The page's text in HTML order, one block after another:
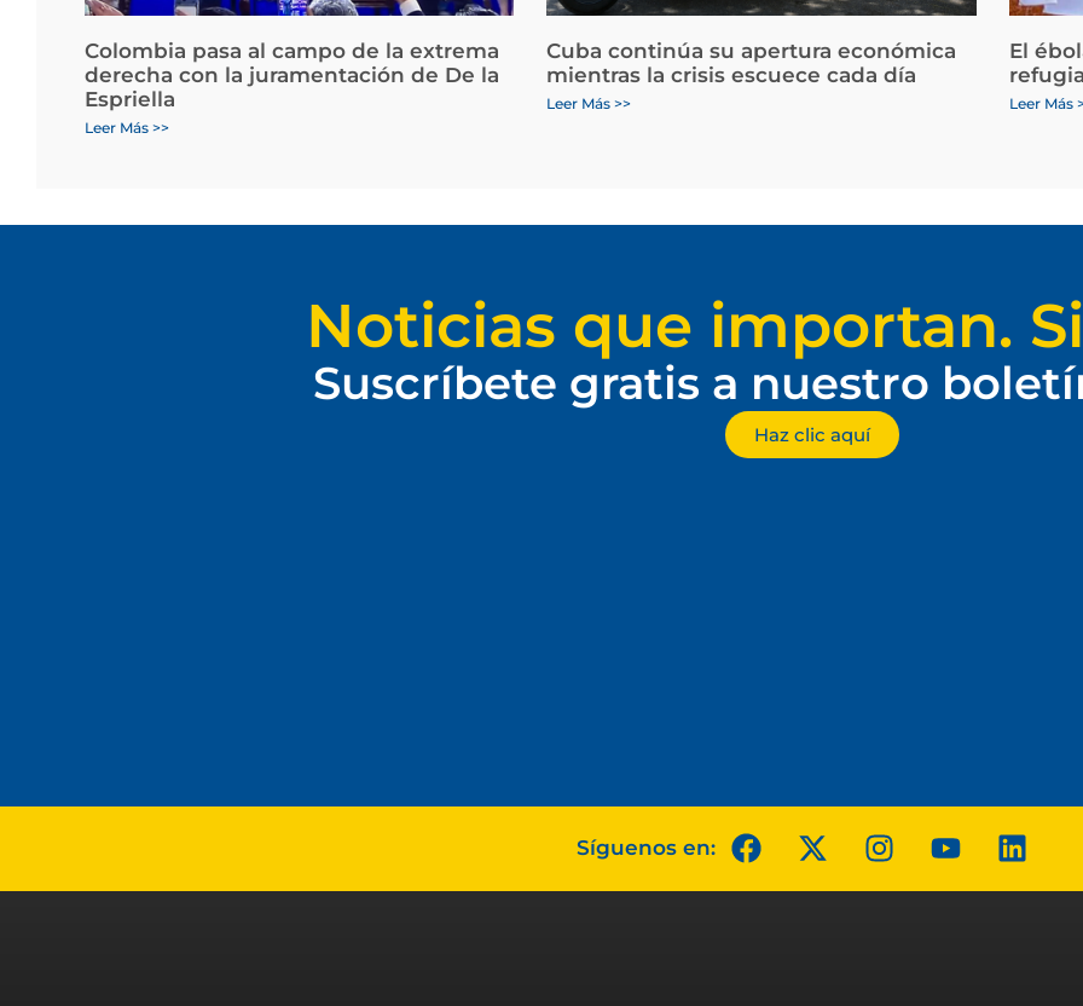
Colombia pasa al campo de la extrema
derecha con la juramentación de De la
Espriella
Leer Más >>
Cuba continúa su apertura económica
mientras la crisis escuece cada día
Leer Más >>
El
Leer Más
Noticias que importan.
Suscríbete gratis a nuestro
Haz clic aquí
Síguenos en: